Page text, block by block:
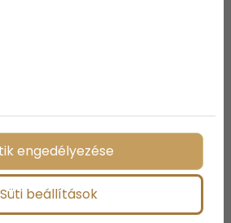
engedélyezése
Süti beállítások